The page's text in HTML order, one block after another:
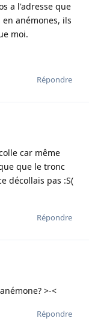
a l'adresse que
anémones, ils
moi.
Répondre
car même
que le tronc
décollais pas :S(
Répondre
>-<
Répondre